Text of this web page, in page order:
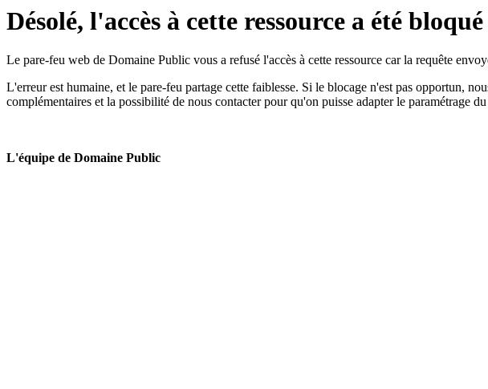
Désolé, l'accès à cette ressource a été bloqué
Le pare-feu web de Domaine Public vous a refusé l'accès à cette ressource car la requête
L'erreur est humaine, et le pare-feu partage cette faiblesse. Si le blocage n'est pas opportun,
complémentaires et la possibilité de nous contacter pour qu'on puisse adapter le paramétrage
L'équipe de Domaine Public